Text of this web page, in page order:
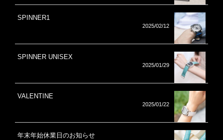
SPINNER1
2025/02/12
SPINNER UNISEX
2025/01/29
VALENTINE
2025/01/22
年末年始休業日のお知らせ